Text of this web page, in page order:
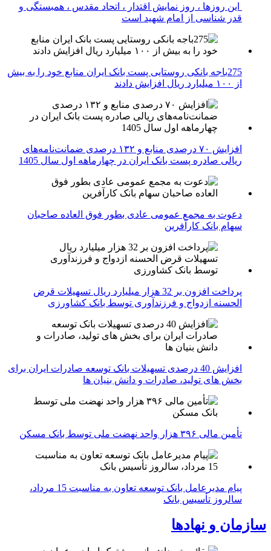
این روزها ، روز نمایش اقتدار ، اتحاد مقدس ، همبستگی و
قدر شناسی از امام شهید است
275باجه بانکی روستایی پست بانک ایران منابع خود را به بیش
از ۱۰۰ میلیارد ریال افزایش دادند
افزایش ۷۰ درصدی منابع و ۱۳۲ درصدی ضمانت‌نامه‌های
ریالی صادره پست بانک ایران در چهارماهه اول سال 1405
دعوت به مجمع عمومی عادی بطور فوق العاده صاحبان
سهام بانک کارآفرین
پرداخت افزون بر 32 هزار میلیارد ریال تسهیلات قرض
الحسنه ازدواج و فرزندآوری توسط بانک کشاورزی
افزایش 40 درصدی تسهیلات بانک توسعه صادرات ایران برای
بخش های تولید، صادرات و دانش بنیان ها
تأمین مالی ۳۹۶ هزار واحد نهضت ملی توسط بانک مسکن
پیام مدیرعامل بانک توسعه تعاون به مناسبت 15 مرداد،
سالروز تأسیس بانک
سازمان و نهادها